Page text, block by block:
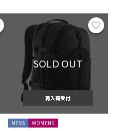
お気に入り
SOLD OUT
再入荷受付
MENS
WOMENS